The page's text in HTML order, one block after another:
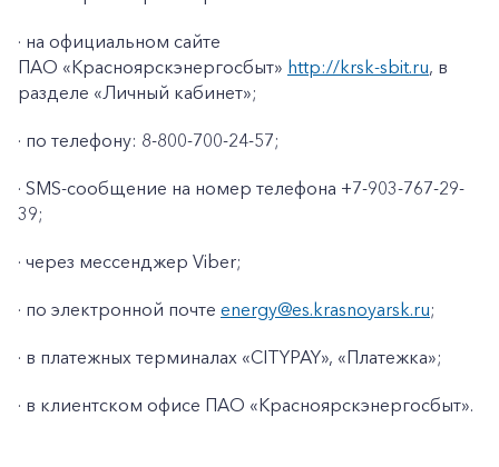
+7-800-700-24-57
Частным клиентам
Корпоративным клиентам
· на официальном сайте
ПАО «Красноярскэнергосбыт» http://krsk-sbit.ru, в
разделе «Личный кабинет»;
· по телефону: 8-800-700-24-57;
· SMS-сообщение на номер телефона +7-903-767-29-
39;
· через мессенджер Viber;
· по электронной почте energy@es.krasnoyarsk.ru;
· в платежных терминалах «CITYPAY», «Платежка»;
· в клиентском офисе ПАО «Красноярскэнергосбыт».